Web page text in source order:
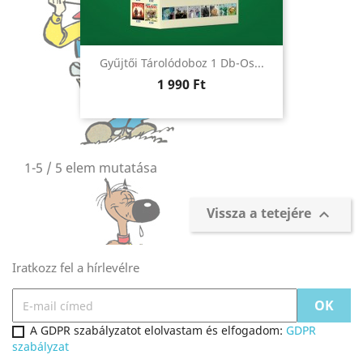
Gyűjtői Tárolódoboz 1 Db-Os...
Ár
1 990 Ft
1-5 / 5 elem mutatása
Vissza a tetejére 
Iratkozz fel a hírlevélre
A GDPR szabályzatot elolvastam és elfogadom: GDPR
szabályzat